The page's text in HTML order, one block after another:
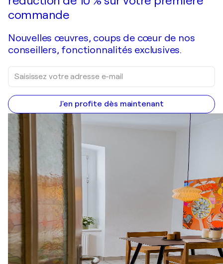
commande
Nouvelles œuvres, coups de cœur de nos
conseillers, fonctionnalités exclusives.
J'en profite dès maintenant